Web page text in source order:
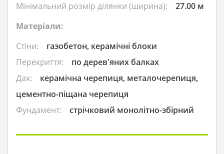
Мінімальний розмір ділянки (ширина):
27.00 м
Матеріали:
Стіни:
газобетон, керамічні блоки
Перекриття:
по дерев'яних балках
Дах:
керамічна черепиця, металочерепиця,
цементно-піщана черепиця
Фундамент:
стрічковий монолітно-збірний